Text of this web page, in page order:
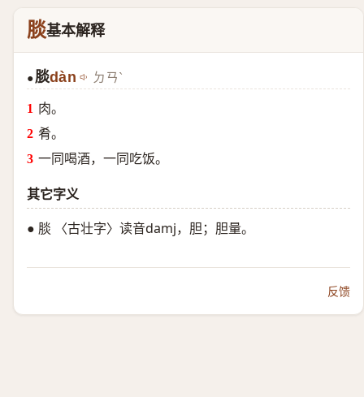
腅基本解释
●腅dàn ㄉㄢˋ
肉。
肴。
一同喝酒，一同吃饭。
其它字义
● 腅 〈古壮字〉读音damj，胆；胆量。
反馈